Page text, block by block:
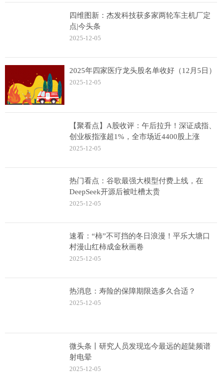
四维图新：杰发科技获多家两轮车主机厂定
点|今头条
2025-12-05
2025年四家医疗龙头股名单收好（12月5日）
2025-12-05
【聚看点】A股收评：午后拉升！深证成指、
创业板指涨超1%，全市场近4400股上涨
2025-12-05
热门看点：谷歌最强大模型付费上线，在
DeepSeek开源后被吐槽太贵
2025-12-05
速看：“柿”不可挡的冬日浪漫！平乐大塘口
村漫山红柿成金秋画卷
2025-12-05
热消息：寿险的保障期限选多久合适？
2025-12-05
微头条丨研究人员发现迄今最远的超陡频谱
射电晕
2025-12-05